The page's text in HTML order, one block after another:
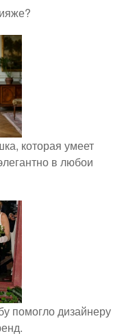
которая умеет
в любои
помогло дизайнеру